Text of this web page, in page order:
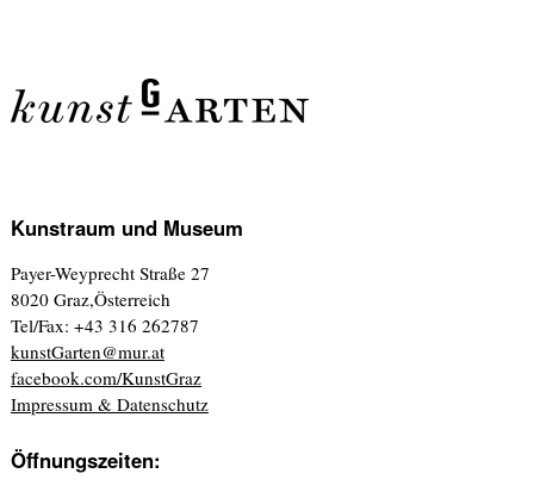
Kunstraum und Museum
Payer-Weyprecht Straße 27
8020 Graz,Österreich
Tel/Fax: +43 316 262787
kunstGarten@mur.at
facebook.com/KunstGraz
Impressum & Datenschutz
Öffnungszeiten: